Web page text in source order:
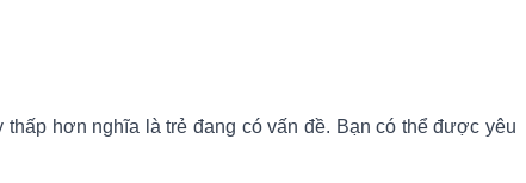
hơn nghĩa là trẻ đang có vấn đề. Bạn có thể được yêu